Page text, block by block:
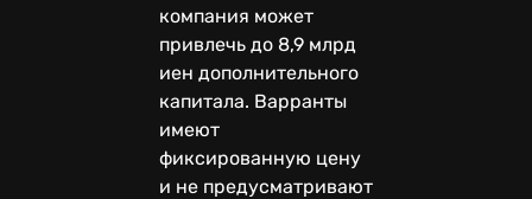
компания может
привлечь до 8,9 млрд
иен дополнительного
капитала. Варранты
имеют
фиксированную цену
и не предусматривают